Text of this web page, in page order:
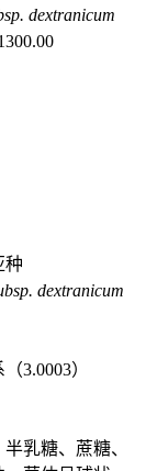
dextranicum
种
dextranicum
3.0003）
乳糖、蔗糖、